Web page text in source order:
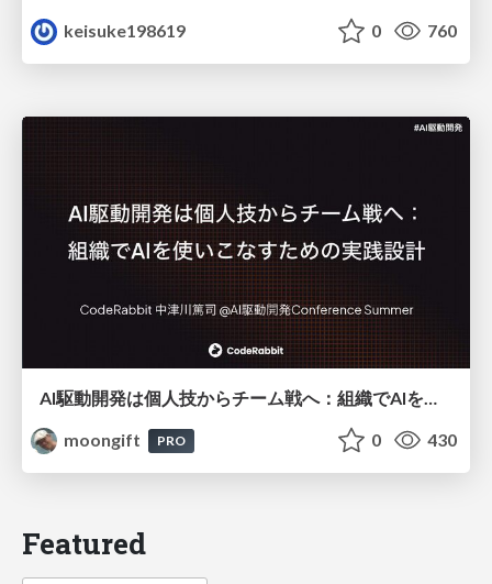
keisuke198619
0 760
AI駆動開発は個人技からチーム戦へ：組織でAIを使いこなすための実践設計
moongift
PRO 0 430
Featured